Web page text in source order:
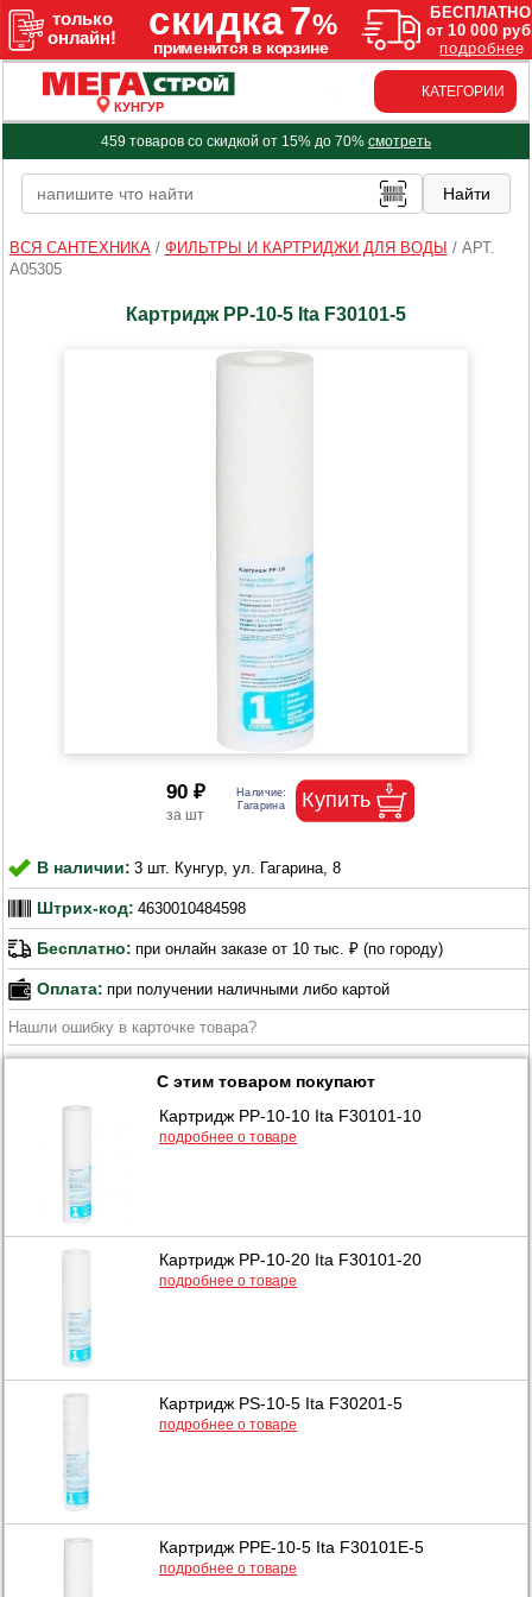
КУНГУР
КАТЕГОРИИ
459 товаров со скидкой от 15% до 70% смотреть
ВСЯ САНТЕХНИКА/ ФИЛЬТРЫ И КАРТРИДЖИ ДЛЯ ВОДЫ / АРТ.
A05305
Картридж PP-10-5 Ita F30101-5
90 ₽
В наличии: 3 шт. Кунгур, ул. Гагарина, 8
Штрих-код: 4630010484598
Бесплатно: при онлайн заказе от 10 тыс. ₽ (по городу)
Оплата: при получении наличными либо картой
Нашли ошибку в карточке товара?
С этим товаром покупают
Картридж PP-10-10 Ita F30101-10
подробнее о товаре
Картридж PP-10-20 Ita F30101-20
подробнее о товаре
Картридж PS-10-5 Ita F30201-5
подробнее о товаре
Картридж PPE-10-5 Ita F30101E-5
подробнее о товаре